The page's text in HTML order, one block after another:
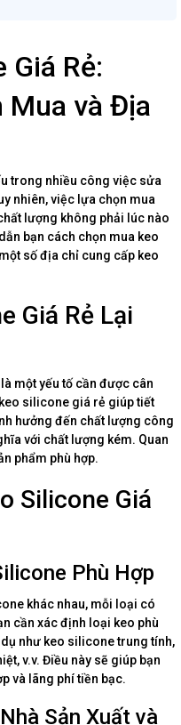
Giá Rẻ:
Mua và Địa
trong nhiều công việc sửa
nhiên, việc lựa chọn mua
lượng không phải lúc nào
bạn cách chọn mua keo
số địa chỉ cung cấp keo
Giá Rẻ Lại
một yếu tố cần được cân
silicone giá rẻ giúp tiết
hưởng đến chất lượng công
với chất lượng kém. Quan
phẩm phù hợp.
Silicone Giá
Phù Hợp
khác nhau, mỗi loại có
cần xác định loại keo phù
như keo silicone trung tính,
v.v. Điều này sẽ giúp bạn
và lãng phí tiền bạc.
Sản Xuất và